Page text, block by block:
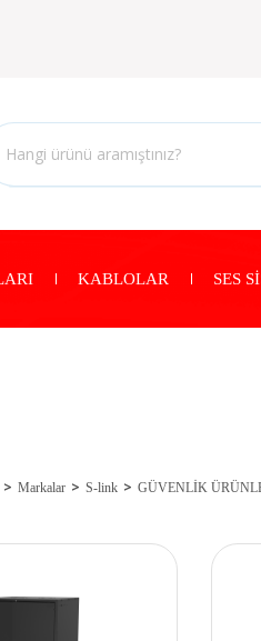
KABLOLAR SES
Markalar S-link GÜVENLİK